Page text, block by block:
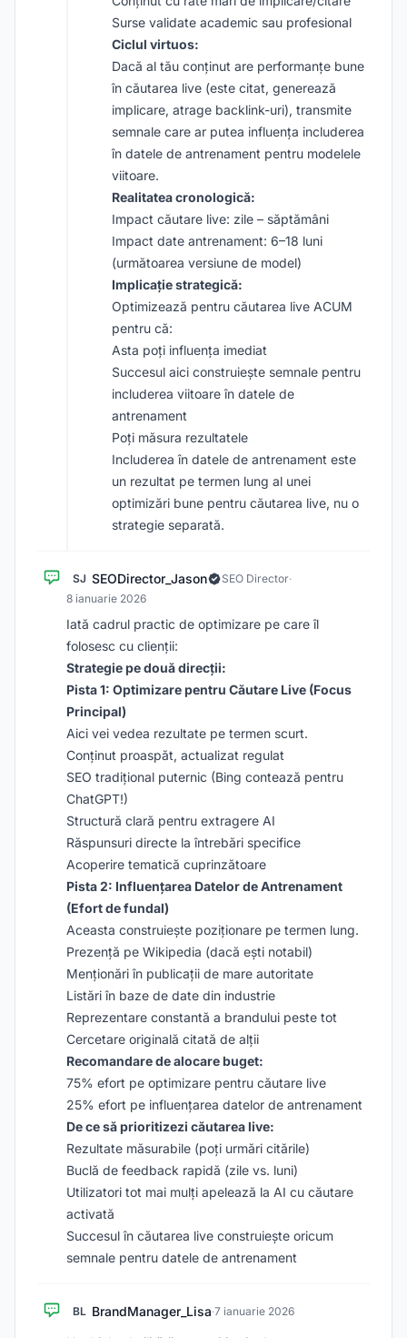
Surse validate academic sau profesional
Ciclul virtuos:
Dacă al tău conținut are performanțe bune
în căutarea live (este citat, generează
implicare, atrage backlink-uri), transmite
semnale care ar putea influența includerea
în datele de antrenament pentru modelele
viitoare.
Realitatea cronologică:
Impact căutare live: zile – săptămâni
Impact date antrenament: 6–18 luni
(următoarea versiune de model)
Implicație strategică:
Optimizează pentru căutarea live ACUM
pentru că:
Asta poți influența imediat
Succesul aici construiește semnale pentru
includerea viitoare în datele de
antrenament
Poți măsura rezultatele
Includerea în datele de antrenament este
un rezultat pe termen lung al unei
optimizări bune pentru căutarea live, nu o
strategie separată.
SJ SEODirector_Jason SEO Director·
8 ianuarie 2026
Iată cadrul practic de optimizare pe care îl
folosesc cu clienții:
Strategie pe două direcții:
Pista 1: Optimizare pentru Căutare Live (Focus
Principal)
Aici vei vedea rezultate pe termen scurt.
Conținut proaspăt, actualizat regulat
SEO tradițional puternic (Bing contează pentru
ChatGPT!)
Structură clară pentru extragere AI
Răspunsuri directe la întrebări specifice
Acoperire tematică cuprinzătoare
Pista 2: Influențarea Datelor de Antrenament
(Efort de fundal)
Aceasta construiește poziționare pe termen lung.
Prezență pe Wikipedia (dacă ești notabil)
Menționări în publicații de mare autoritate
Listări în baze de date din industrie
Reprezentare constantă a brandului peste tot
Cercetare originală citată de alții
Recomandare de alocare buget:
75% efort pe optimizare pentru căutare live
25% efort pe influențarea datelor de antrenament
De ce să prioritizezi căutarea live:
Rezultate măsurabile (poți urmări citările)
Buclă de feedback rapidă (zile vs. luni)
Utilizatori tot mai mulți apelează la AI cu căutare
activată
Succesul în căutarea live construiește oricum
semnale pentru datele de antrenament
BL BrandManager_Lisa·7 ianuarie 2026